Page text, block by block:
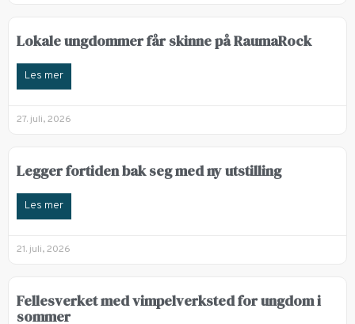
Lokale ungdommer får skinne på RaumaRock
Les mer
27. juli, 2026
Legger fortiden bak seg med ny utstilling
Les mer
21. juli, 2026
Fellesverket med vimpelverksted for ungdom i
sommer